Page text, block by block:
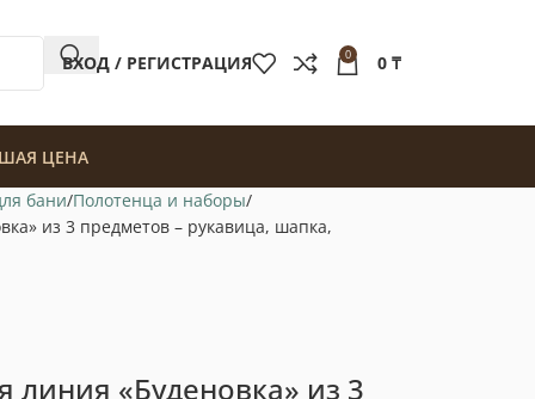
ВХОД / РЕГИСТРАЦИЯ 0 0 ₸
ЦЕНА
бани Полотенца и наборы
из 3 предметов – рукавица, шапка,
линия «Буденовка» из 3